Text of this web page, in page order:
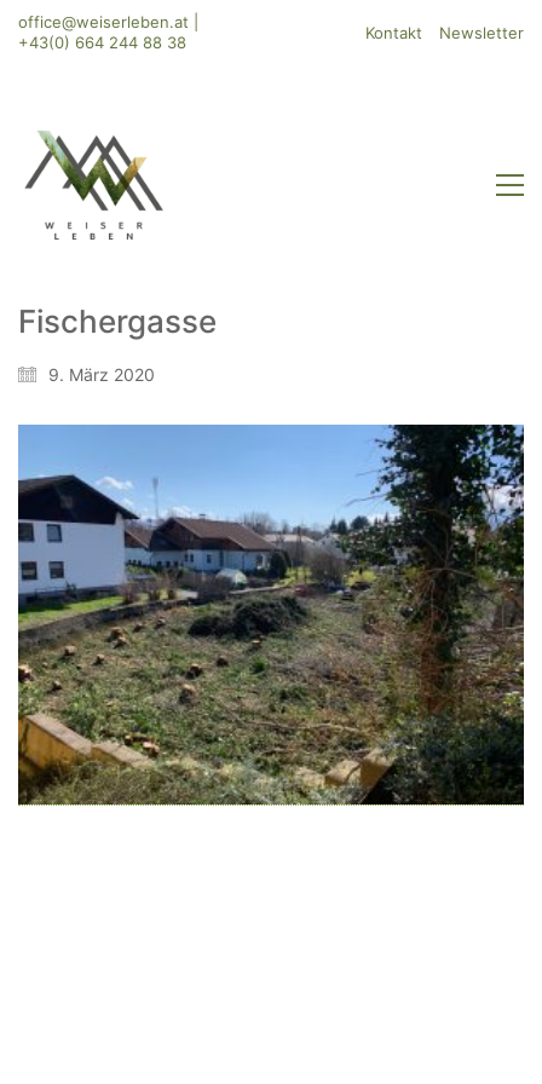
office@weiserleben.at
+43(0) 664 244 88 38
Kontakt Newsletter
Fischergasse
9. März 2020
WeiserLeben GmbH
office@weiserleben.at
+43(0) 664 244 88 38
Wir schaffen Lebensräume, die die Außenwelt mit der
Innenwelt verbinden. Das Persönliche steht stets im
Vordergrund.
Kontakt
Newsletter